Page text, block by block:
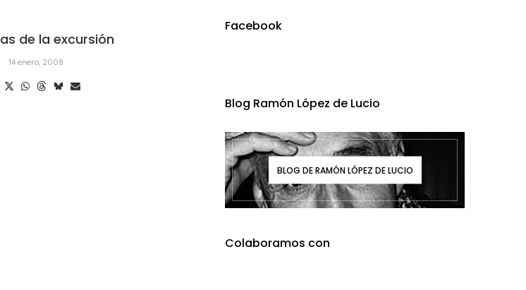
de la excursión
14 enero, 2008
Facebook
Blog Ramón López de Lucio
BLOG DE RAMÓN LÓPEZ DE LUCIO
Colaboramos con